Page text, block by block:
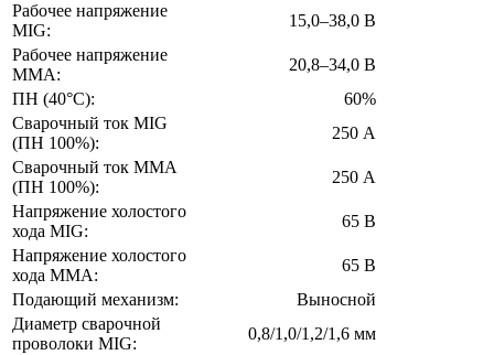
Рабочее напряжение
MIG:
15,0–38,0 В
Рабочее напряжение
ММА:
20,8–34,0 В
ПН (40°C):
60%
Сварочный ток MIG
(ПН 100%):
250 А
Сварочный ток MMA
(ПН 100%):
250 А
Напряжение холостого
хода MIG:
65 В
Напряжение холостого
хода MMA:
65 В
Подающий механизм:
Выносной
Диаметр сварочной
проволоки MIG:
0,8/1,0/1,2/1,6 мм